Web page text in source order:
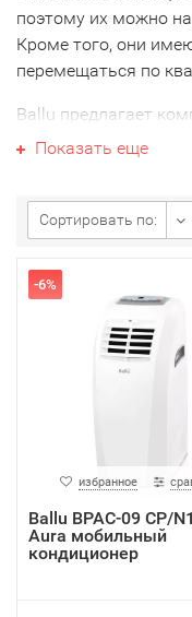
поэтому их можно
Кроме того, они
перемещаться по
Ballu предлагает
стандартным
таймер
система
заданную
работы заданная
значение, а через 7
прибор отключается.
Показать еще
Сортировать по:
-6%
избранное
Ballu BPAC-09 CP/
Aura мобильный
кондиционер